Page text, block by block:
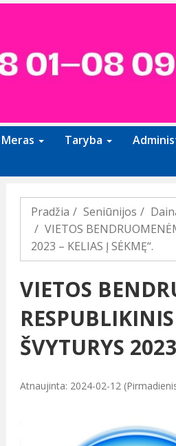
Meras Taryba
Pradžia Seniūnijos
VIETOS
2023 – KELIAS Į SĖKMĘ“.
VIETOS
ŠVYTURYS
Atnaujinta: 2024-02-12